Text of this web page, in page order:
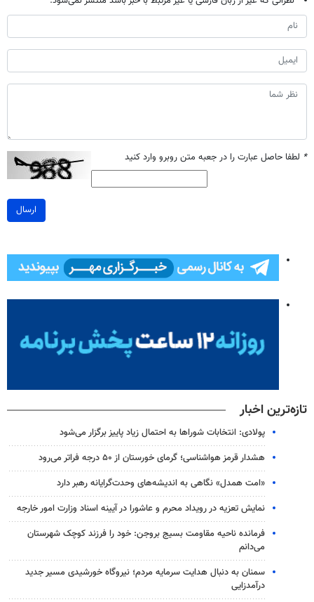
* لطفا حاصل عبارت را در جعبه متن روبرو وارد کنید
ارسال
تازه‌ترین اخبار
پولادی: انتخابات شوراها به احتمال زیاد پاییز برگزار می‌شود
هشدار قرمز هواشناسی؛ گرمای خورستان از ۵۰ درجه فراتر می‌رود
«امت همدل» نگاهی به اندیشه‌های وحدت‌گرایانه رهبر دارد
نمایش تعزیه در رویداد محرم و عاشورا در آیینه اسناد وزارت امور خارجه
فرمانده ناحیه مقاومت بسیج بروجن: خود را فرزند کوچک شهرستان
می‌دانم
سمنان به دنبال هدایت سرمایه مردم؛ نیروگاه خورشیدی مسیر جدید
درآمدزایی